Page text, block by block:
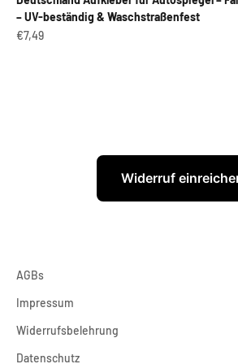
– UV-beständig & Waschstraßenfest
Angebot
€7,49
Widerruf
AGBs
Impressum
Widerrufsbelehrung
Datenschutz